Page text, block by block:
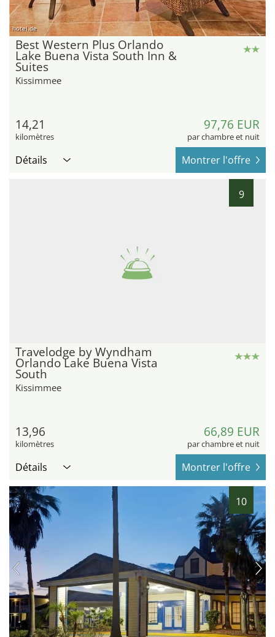
hotel.de
Best Western Plus Orlando
Lake Buena Vista South Inn &
Suites
Kissimmee
14,21
kilomètres
97,76 EUR
par chambre et nuit
Détails Montrer l'offre
9
Travelodge by Wyndham
Orlando Lake Buena Vista
South
Kissimmee
13,96
kilomètres
66,89 EUR
par chambre et nuit
Détails Montrer l'offre
10